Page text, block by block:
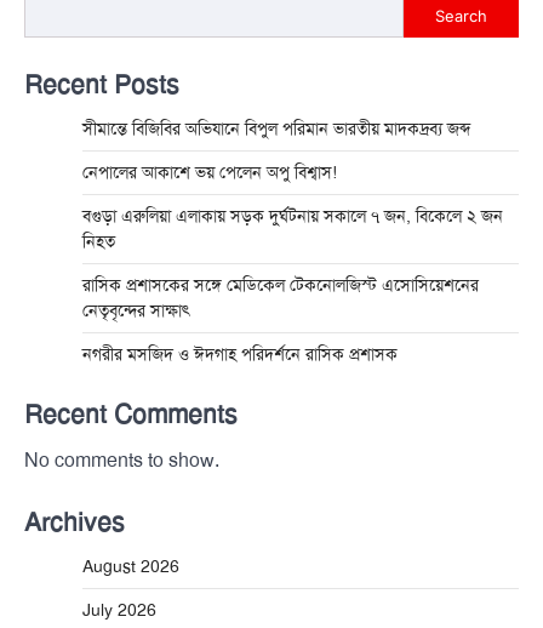
Search
Recent Posts
সীমান্তে বিজিবির অভিযানে বিপুল পরিমান ভারতীয় মাদকদ্রব্য জব্দ
নেপালের আকাশে ভয় পেলেন অপু বিশ্বাস!
বগুড়া এরুলিয়া এলাকায় সড়ক দুর্ঘট্নায় সকালে ৭ জন, বিকেলে ২ জন
নিহত
রাসিক প্রশাসকের সঙ্গে মেডিকেল টেকনোলজিস্ট এসোসিয়েশনের
নেতৃবৃন্দের সাক্ষাৎ
নগরীর মসজিদ ও ঈদগাহ পরিদর্শনে রাসিক প্রশাসক
Recent Comments
No comments to show.
Archives
August 2026
July 2026